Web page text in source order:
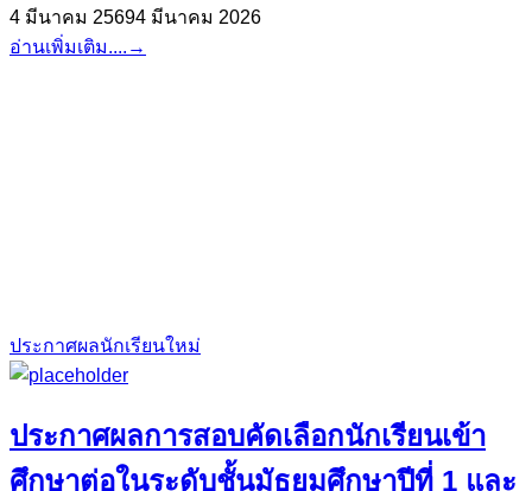
4 มีนาคม 25694 มีนาคม 2026
อ่านเพิ่มเติม.... →
ประกาศผลนักเรียนใหม่
ประกาศผลการสอบคัดเลือกนักเรียนเข้า
ศึกษาต่อในระดับชั้นมัธยมศึกษาปีที่ 1 และ